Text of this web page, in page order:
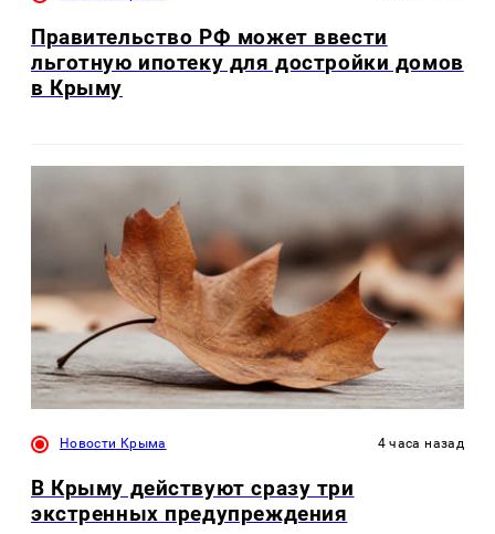
Правительство РФ может ввести
льготную ипотеку для достройки домов
в Крыму
Новости Крыма 4 часа назад
В Крыму действуют сразу три
экстренных предупреждения